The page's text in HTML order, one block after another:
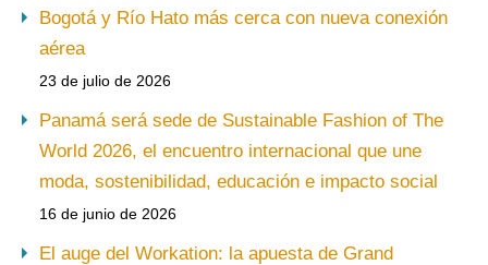
Bogotá y Río Hato más cerca con nueva conexión
aérea
23 de julio de 2026
Panamá será sede de Sustainable Fashion of The
World 2026, el encuentro internacional que une
moda, sostenibilidad, educación e impacto social
16 de junio de 2026
El auge del Workation: la apuesta de Grand